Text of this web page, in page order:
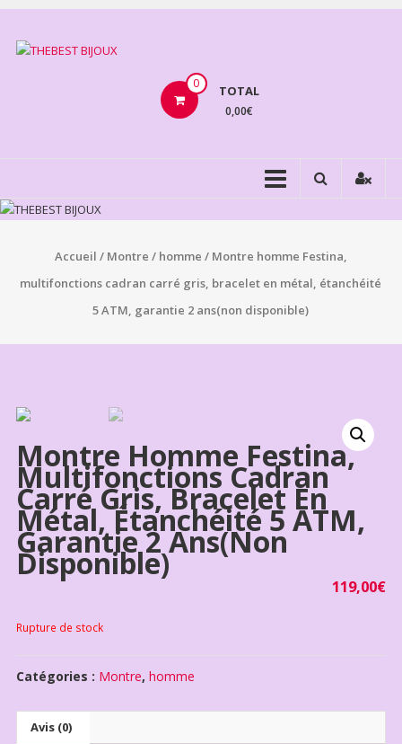
Aller
contenu
BIJOUX
0 TOTAL
0,00€
Accueil / Montre / homme / Montre homme Festina,
multifonctions cadran carré gris, bracelet en métal, étanchéité
5 ATM, garantie 2 ans(non disponible)
Montre Homme Festina,
Multifonctions Cadran
Carré Gris, Bracelet En
Métal, Étanchéité 5 ATM,
Garantie 2 Ans(non
Disponible)
119,00€
Rupture de stock
Catégories : Montre, homme
Avis (0)